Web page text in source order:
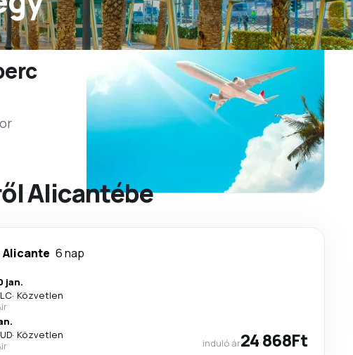
Alicantébe
Alicante 6 nap
jan.
· Közvetlen
· Közvetlen
induló ár24 868Ft